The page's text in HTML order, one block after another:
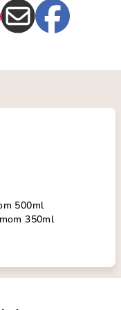
500ml
350ml